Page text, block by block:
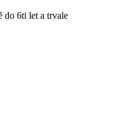
do 6ti let a trvale